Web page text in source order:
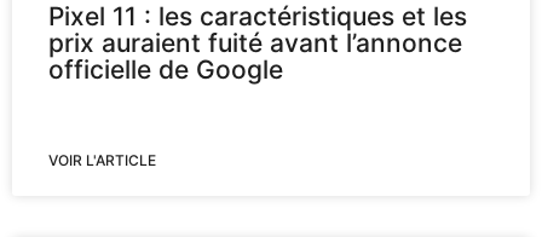
Pixel 11 : les caractéristiques et les
prix auraient fuité avant l’annonce
officielle de Google
VOIR L'ARTICLE